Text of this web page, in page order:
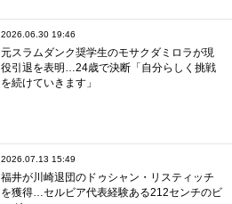
2026.06.30 19:46
元スラムダンク奨学生のモサクダミロラが現
役引退を表明…24歳で決断「自分らしく挑戦
を続けていきます」
2026.07.13 15:49
福井が川崎退団のドゥシャン・リスティッチ
を獲得…セルビア代表経験ある212センチのビ